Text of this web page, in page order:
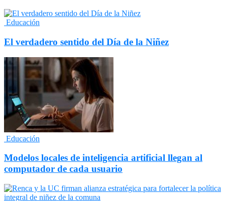
Educación
El verdadero sentido del Día de la Niñez
Educación
Modelos locales de inteligencia artificial llegan al
computador de cada usuario